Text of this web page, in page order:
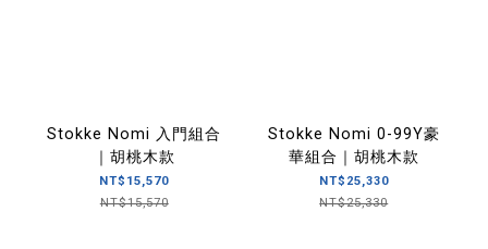
Stokke Nomi 入門組合
｜胡桃木款
NT$15,570
NT$15,570
Stokke Nomi 0-99Y豪
華組合｜胡桃木款
NT$25,330
NT$25,330